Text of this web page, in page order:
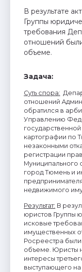
В результате
Группы
требования
отношений
объеме.
Задача:
Суть спора:
отношений
обратился в
Управлению
картографии по
незаконными
регистрации
Муниципального
город Тюмень и
недвижимого
Результат: В
юристов Группы
исковые
имущественных
Росреестра
объеме. Юристы
интересы
выступающего